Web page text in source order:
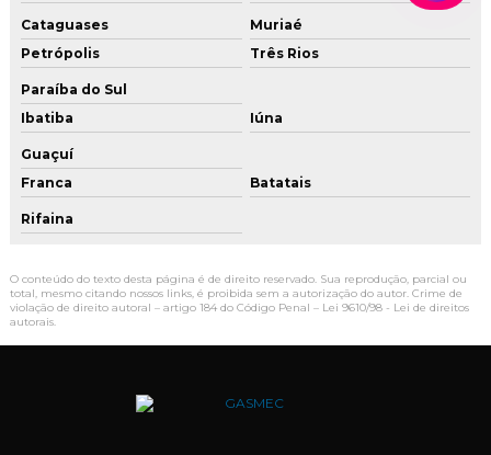
Vistoria gas
Cataguases
Muriaé
Petrópolis
Três Rios
Paraíba do Sul
Ibatiba
Iúna
Guaçuí
Franca
Batatais
Rifaina
O conteúdo do texto desta página é de direito reservado. Sua reprodução, parcial ou
total, mesmo citando nossos links, é proibida sem a autorização do autor. Crime de
violação de direito autoral – artigo 184 do Código Penal – Lei 9610/98 - Lei de direitos
autorais.